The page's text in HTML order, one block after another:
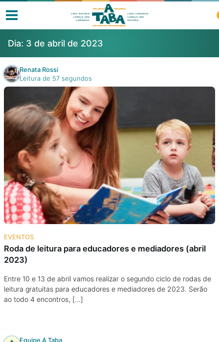
Livros
Resenhas
Clube de Leitores
Listas
Como ler?
Na escola
Na família
Colunas
Colecionáveis
Dia: 3 de abril de 2023
Renata Rossi
Leitura de 57 segundos
EVENTOS
Roda de leitura para educadores e mediadores (abril
2023)
Entre 10 e 13 de abril vamos realizar o segundo ciclo de rodas de
leitura gratuitas para educadores e mediadores de 2023. Serão
ao todo 4 encontros, […]
Equipe A Taba